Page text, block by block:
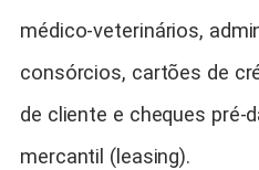
médico-veterinários,
consórcios, cartões de
de cliente e cheques pré-
mercantil (leasing).